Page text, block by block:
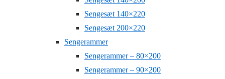
Sengesæt 140×220
Sengesæt 200×220
Sengerammer
Sengerammer – 80×200
Sengerammer – 90×200